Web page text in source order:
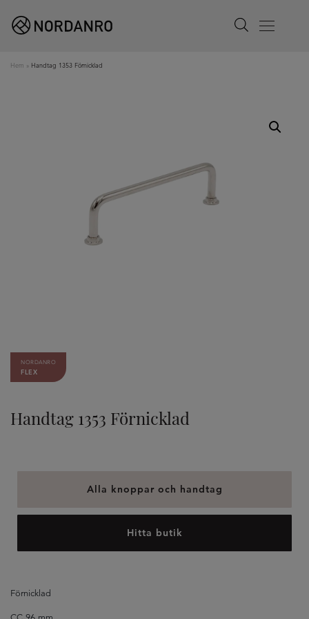
Search
Menu
Hem » Handtag 1353 Förnicklad
Handtag 1353 Förnicklad
NORDANRO
FLEX
Alla knoppar och handtag
Hitta butik
Förnicklad